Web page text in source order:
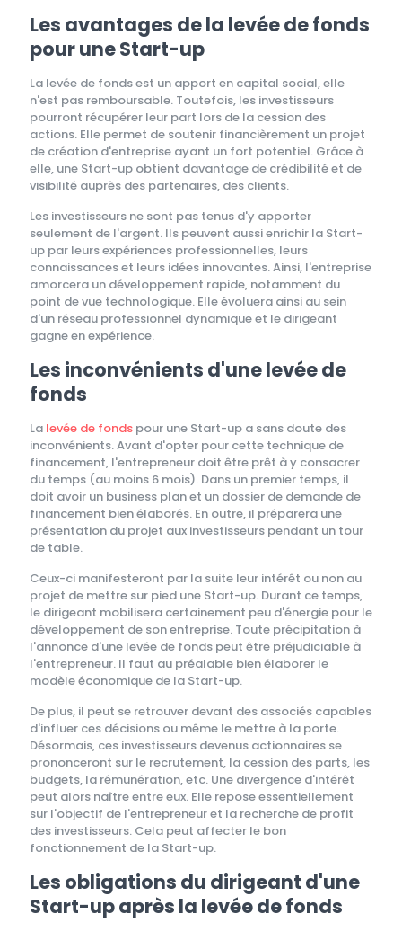
Les avantages de la levée de fonds
pour une Start-up
La levée de fonds est un apport en capital social, elle
n'est pas remboursable. Toutefois, les investisseurs
pourront récupérer leur part lors de la cession des
actions. Elle permet de soutenir financièrement un projet
de création d'entreprise ayant un fort potentiel. Grâce à
elle, une Start-up obtient davantage de crédibilité et de
visibilité auprès des partenaires, des clients.
Les investisseurs ne sont pas tenus d'y apporter
seulement de l'argent. Ils peuvent aussi enrichir la Start-
up par leurs expériences professionnelles, leurs
connaissances et leurs idées innovantes. Ainsi, l'entreprise
amorcera un développement rapide, notamment du
point de vue technologique. Elle évoluera ainsi au sein
d'un réseau professionnel dynamique et le dirigeant
gagne en expérience.
Les inconvénients d'une levée de
fonds
La levée de fonds pour une Start-up a sans doute des
inconvénients. Avant d'opter pour cette technique de
financement, l'entrepreneur doit être prêt à y consacrer
du temps (au moins 6 mois). Dans un premier temps, il
doit avoir un business plan et un dossier de demande de
financement bien élaborés. En outre, il préparera une
présentation du projet aux investisseurs pendant un tour
de table.
Ceux-ci manifesteront par la suite leur intérêt ou non au
projet de mettre sur pied une Start-up. Durant ce temps,
le dirigeant mobilisera certainement peu d'énergie pour le
développement de son entreprise. Toute précipitation à
l'annonce d'une levée de fonds peut être préjudiciable à
l'entrepreneur. Il faut au préalable bien élaborer le
modèle économique de la Start-up.
De plus, il peut se retrouver devant des associés capables
d'influer ces décisions ou même le mettre à la porte.
Désormais, ces investisseurs devenus actionnaires se
prononceront sur le recrutement, la cession des parts, les
budgets, la rémunération, etc. Une divergence d'intérêt
peut alors naître entre eux. Elle repose essentiellement
sur l'objectif de l'entrepreneur et la recherche de profit
des investisseurs. Cela peut affecter le bon
fonctionnement de la Start-up.
Les obligations du dirigeant d'une
Start-up après la levée de fonds